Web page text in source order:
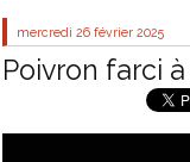
mercredi 26 février 2025
Poivron farci